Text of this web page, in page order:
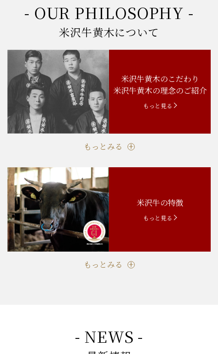
- OUR PHILOSOPHY -
米沢牛黄木のこだわり
米沢牛黄木の理念のご紹介
米沢牛の特徴
- NEWS -